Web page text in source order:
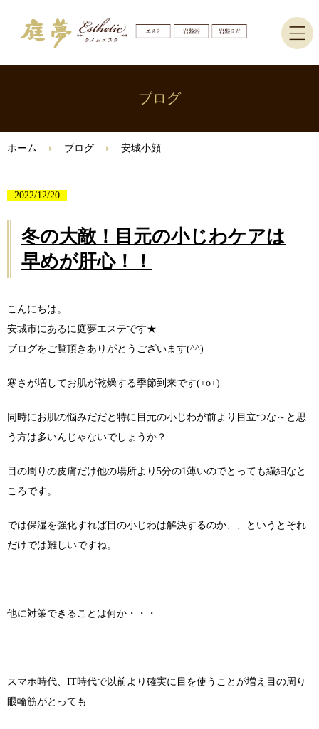
岩盤ヨガ・岩盤浴
ご予約はこちら
ブログ
ホーム ブログ 安城小顔
2022/12/20
冬の大敵！目元の小じわケアは
早めが肝心！！
こんにちは。
安城市にあるに庭夢エステです★
ブログをご覧頂きありがとうございます(^^)
寒さが増してお肌が乾燥する季節到来です(+o+)
同時にお肌の悩みだだと特に目元の小じわが前より目立つな～と思
う方は多いんじゃないでしょうか？
目の周りの皮膚だけ他の場所より5分の1薄いのでとっても繊細なと
ころです。
では保湿を強化すれば目の小じわは解決するのか、、というとそれ
だけでは難しいですね。
他に対策できることは何か・・・
スマホ時代、IT時代で以前より確実に目を使うことが増え目の周り
眼輪筋がとっても